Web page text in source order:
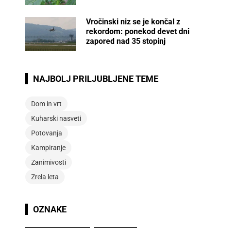
Vročinski niz se je končal z
rekordom: ponekod devet dni
zapored nad 35 stopinj
NAJBOLJ PRILJUBLJENE TEME
Dom in vrt
Kuharski nasveti
Potovanja
Kampiranje
Zanimivosti
Zrela leta
OZNAKE